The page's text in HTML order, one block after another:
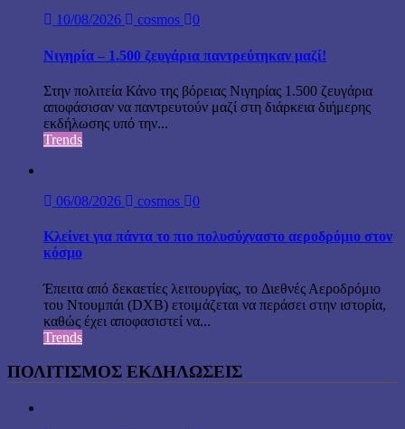
10/08/2026 cosmos 0
Νιγηρία – 1.500 ζευγάρια παντρεύτηκαν μαζί!
Στην πολιτεία Κάνο της βόρειας Νιγηρίας 1.500 ζευγάρια
αποφάσισαν να παντρευτούν μαζί στη διάρκεια διήμερης
εκδήλωσης υπό την...
Trends
06/08/2026 cosmos 0
Κλείνει για πάντα το πιο πολυσύχναστο αεροδρόμιο στον
κόσμο
Έπειτα από δεκαετίες λειτουργίας, το Διεθνές Αεροδρόμιο
του Ντουμπάι (DXB) ετοιμάζεται να περάσει στην ιστορία,
καθώς έχει αποφασιστεί να...
Trends
ΠΟΛΙΤΙΣΜΟΣ ΕΚΔΗΛΩΣΕΙΣ